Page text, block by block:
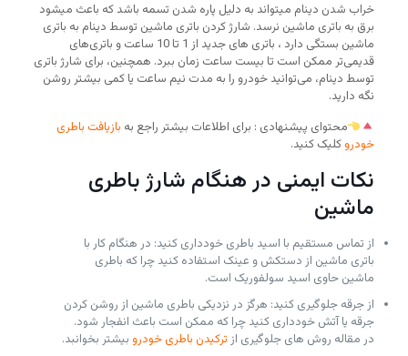
خراب شدن دینام میتواند به دلیل پاره شدن تسمه باشد که باعث میشود
برق به باتری ماشین نرسد. شارژ کردن باتری ماشین توسط دینام به باتری
ماشین بستگی دارد ، باتری های جدید از 1 تا 10 ساعت و باتری‌های
قدیمی‌تر ممکن است تا بیست ساعت زمان ببرد. همچنین، برای شارژ باتری
توسط دینام، می‌توانید خودرو را به مدت نیم ساعت یا کمی بیشتر روشن
نگه دارید.
محتوای پیشنهادی : برای اطلاعات بیشتر راجع به بازیافت باطری
خودرو کلیک کنید.
نکات ایمنی در هنگام شارژ باطری
ماشین
از تماس مستقیم با اسید باطری خودداری کنید: در هنگام کار با
باتری ماشین از دستکش و عینک استفاده کنید چرا که باطری
ماشین حاوی اسید سولفوریک است.
از جرقه جلوگیری کنید: هرگز در نزدیکی باطری ماشین از روشن کردن
جرقه یا آتش خودداری کنید چرا که ممکن است باعث انفجار شود.
در مقاله روش های جلوگیری ازترکیدن باطری خودرو بیشتر بخوانبد.